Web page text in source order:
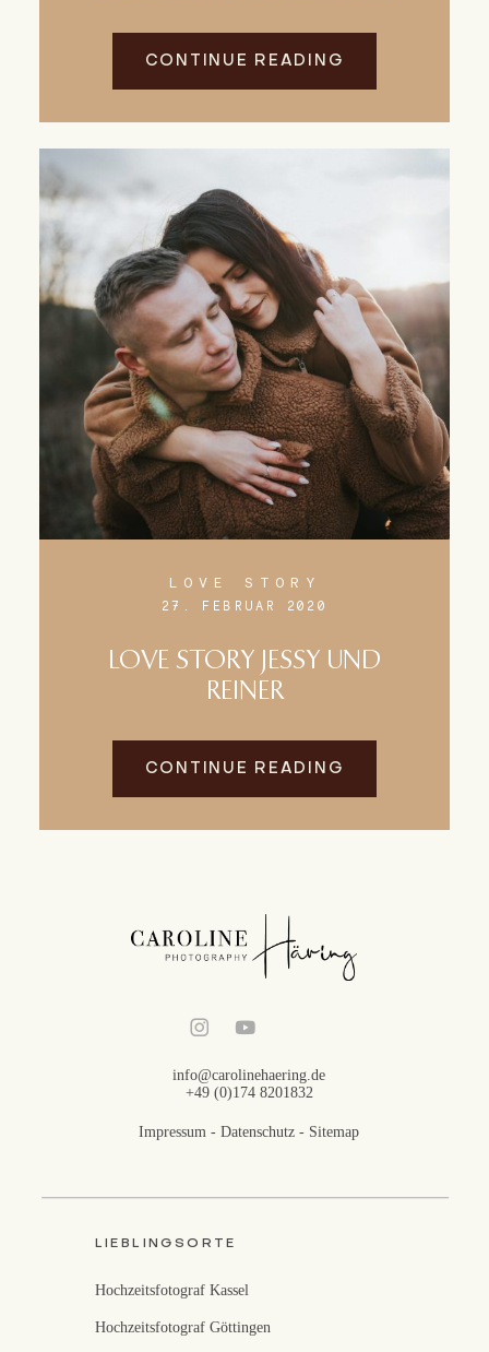
CONTINUE READING
LOVE STORY
27. FEBRUAR 2020
LOVE STORY JESSY UND
REINER
CONTINUE READING
LIEBLINGSORTE
Hochzeitsfotograf Kassel
Hochzeitsfotograf Göttingen
info@carolinehaering.de
+49 (0)174 8201832
Impressum -Datenschutz - Sitemap